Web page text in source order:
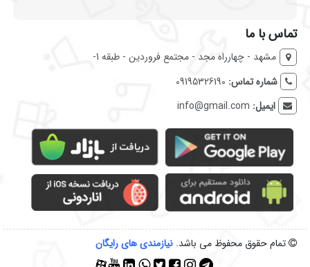
تماس با ما
مشهد - چهارراه مجد - مجتمع فروردین - طبقه 1-
شماره تماس: 09195326190
ایمیل: info@gmail.com
تمام حقوق محفوظ می باشد.نیازمندی‌ های رایگان